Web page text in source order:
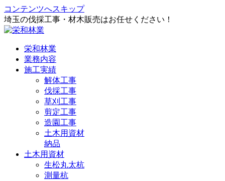
コンテンツへスキップ
埼玉の伐採工事・材木販売はお任せください！
栄和林業
業務内容
施工実績
解体工事
伐採工事
草刈工事
剪定工事
造園工事
土木用資材
納品
土木用資材
生松丸太杭
測量杭